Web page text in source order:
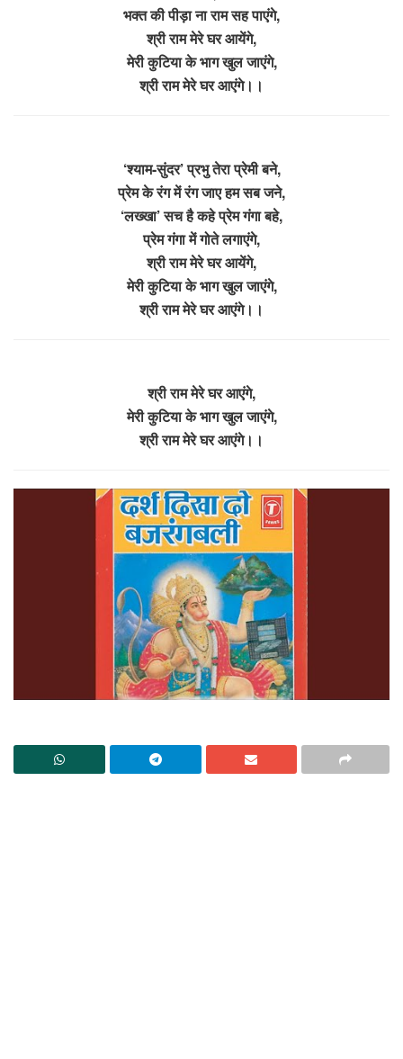
भक्त की पीड़ा ना राम सह पाएंगे,
श्री राम मेरे घर आयेंगे,
मेरी कुटिया के भाग खुल जाएंगे,
श्री राम मेरे घर आएंगे।।
‘श्याम-सुंदर’ प्रभु तेरा प्रेमी बने,
प्रेम के रंग में रंग जाए हम सब जने,
‘लख्खा’ सच है कहे प्रेम गंगा बहे,
प्रेम गंगा में गोते लगाएंगे,
श्री राम मेरे घर आयेंगे,
मेरी कुटिया के भाग खुल जाएंगे,
श्री राम मेरे घर आएंगे।।
श्री राम मेरे घर आएंगे,
मेरी कुटिया के भाग खुल जाएंगे,
श्री राम मेरे घर आएंगे।।